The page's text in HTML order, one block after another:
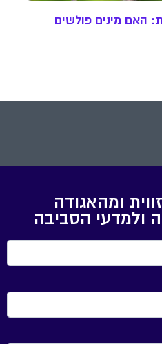
האם מינים פולשים
ומהאגודה
ולמדעי הסביבה